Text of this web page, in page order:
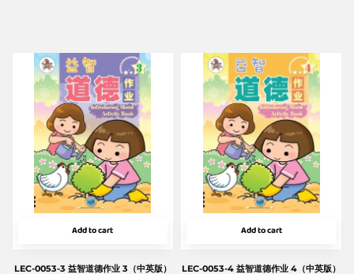
Add to cart
LEC-0053-3 益智道德作业 3（中英版）
Add to cart
LEC-0053-4 益智道德作业 4（中英版）